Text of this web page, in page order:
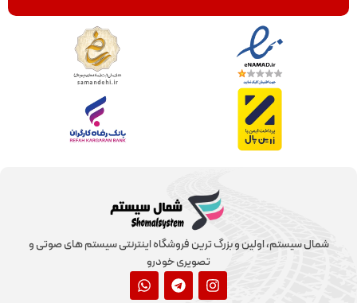
شمال سیستم، اولین و بزرگ ترین فروشگاه اینترنتی سیستم های صوتی و
تصویری خودرو